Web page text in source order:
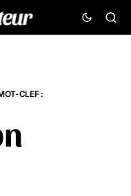
CLEF :